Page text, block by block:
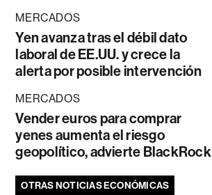
MERCADOS
Yen avanza tras el débil dato
laboral de EE.UU. y crece la
alerta por posible intervención
MERCADOS
Vender euros para comprar
yenes aumenta el riesgo
geopolítico, advierte BlackRock
OTRAS NOTICIAS ECONÓMICAS